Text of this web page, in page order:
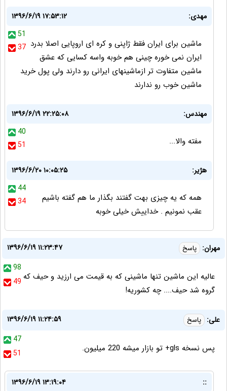
مهدی:
۱۳۹۶/۶/۱۹ ۱۷:۵۳:۱۲
51
37 ماشین برای ایران فقط ژاپنی و کره ای اروپایی اصلا بدرد
ایران نمی خوره چینی هم خوبه واسه کسایی که عشق
ماشین متفاوت تر ازماشینهای ایرانی رو دارند ولی پول خرید
ماشین خوب رو ندارند
مهندس:
۱۳۹۶/۶/۱۹ ۲۲:۲۵:۰۸
40
51
مفته والا...
هژیر:
۱۳۹۶/۶/۲۰ ۱۰:۰۵:۲۵
44
34
همه که یه چیزی بهت گفتند بگذار ما هم گفته باشیم
عقب نمونیم . خداییش خیلی خوبه
مهران: پاسخ
۱۳۹۶/۶/۱۹ ۱۱:۲۳:۴۷
98
49 عالیه این ماشین تنها ماشینی که به قیمت می ارزید و حیف که
گروه شد حیف.... چه کشوریه!
علی: پاسخ
۱۳۹۶/۶/۱۹ ۱۱:۲۴:۵۹
47
51
پس نسخه gls+ تو بازار میشه 220 میلیون.
::
۱۳۹۶/۶/۱۹ ۱۳:۱۹:۰۴